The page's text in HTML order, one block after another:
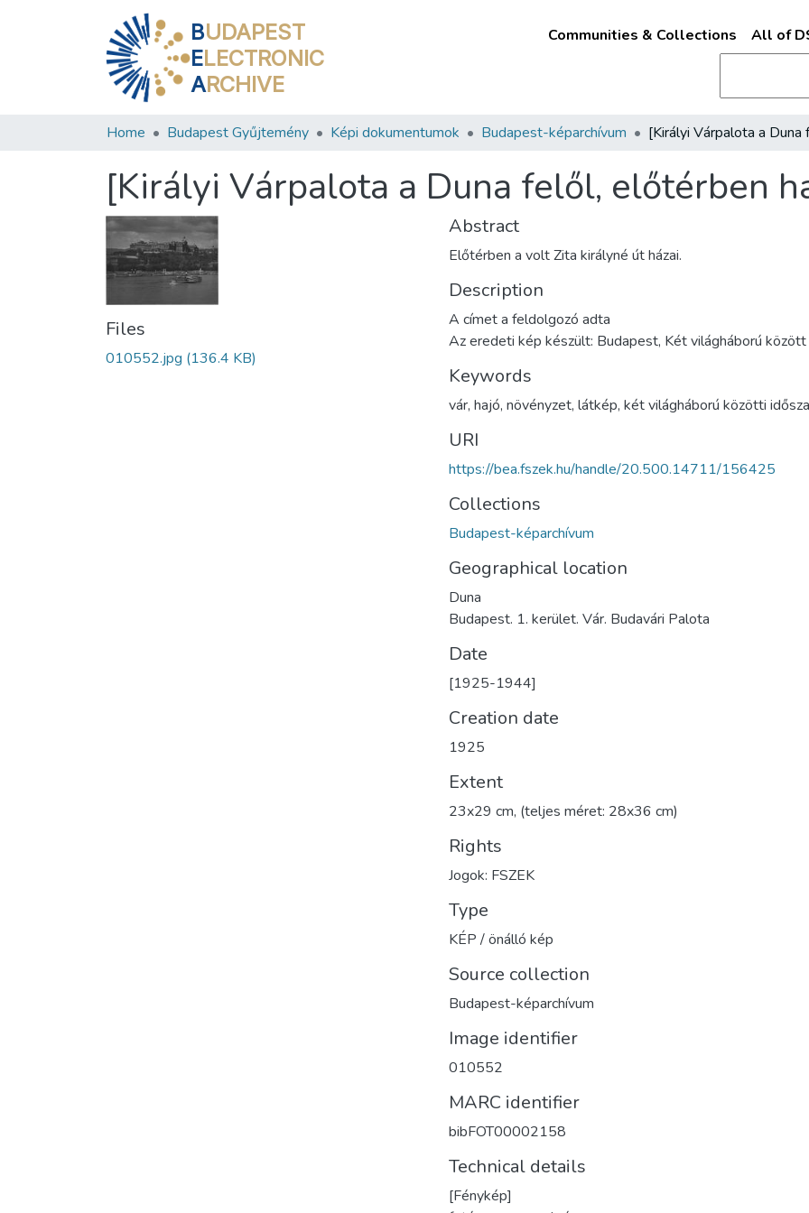
BUDAPEST
ELECTRONIC
ARCHIVE
Communities & Collections All of
Home Budapest Gyűjtemény Képi dokumentumok Budapest-képarchívum
[Királyi Várpalota a Duna felől, előtérben
Files
010552.jpg (136.4 KB)
Abstract
Előtérben a volt Zita királyné út házai.
Description
A címet a feldolgozó adta
Az eredeti kép készült: Budapest, Két világháború között
Keywords
vár, hajó, növényzet, látkép, két világháború közötti
URI
https://bea.fszek.hu/handle/20.500.14711/156425
Collections
Budapest-képarchívum
Geographical location
Duna
Budapest. 1. kerület. Vár. Budavári Palota
Date
[1925-1944]
Creation date
1925
Extent
23x29 cm, (teljes méret: 28x36 cm)
Rights
Jogok: FSZEK
Type
KÉP / önálló kép
Source collection
Budapest-képarchívum
Image identifier
010552
MARC identifier
bibFOT00002158
Technical details
[Fénykép]